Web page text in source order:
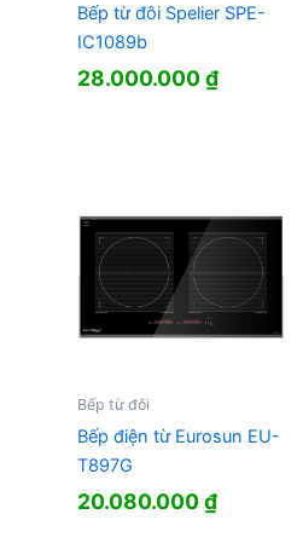
Bếp từ đôi Spelier SPE-
IC1089b
28.000.000₫
Bếp từ đôi
Bếp điện từ Eurosun EU-
T897G
20.080.000₫